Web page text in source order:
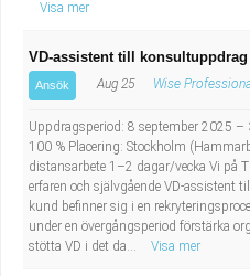
Visa mer
VD-assistent till konsultuppdrag
Ansök Aug 25 Wise
Uppdragsperiod: 8 september 2025
100 % Placering: Stockholm
distansarbete 1–2 dagar/vecka Vi på
erfaren och självgående VD-assistent
kund befinner sig i en
under en övergångsperiod förstärka
stötta VD i det da...
Visa mer